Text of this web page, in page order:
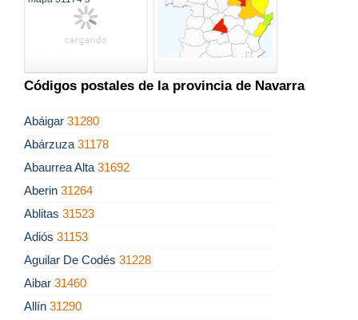
Códigos postales de la provincia de Navarra
Abáigar 31280
Abárzuza 31178
Abaurrea Alta 31692
Aberin 31264
Ablitas 31523
Adiós 31153
Aguilar De Codés 31228
Aibar 31460
Allín 31290